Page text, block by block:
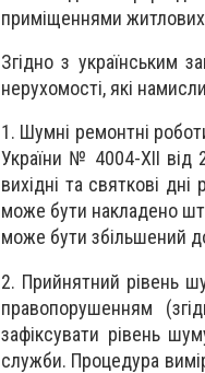
приміщеннями житлових
Згідно з українським
нерухомості, які
1. Шумні ремонтні
України № 4004-XII від
вихідні та святкові
може бути накладено
може бути збільшений
2. Прийнятний рівень
правопорушенням
зафіксувати рівень
служби. Процедура